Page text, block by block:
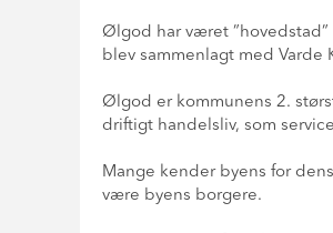
Ølgod har været
blev sammenlagt med Varde
Ølgod er kommunens 2.
driftigt handelsliv, som
Mange kender byens for
være byens borgere.